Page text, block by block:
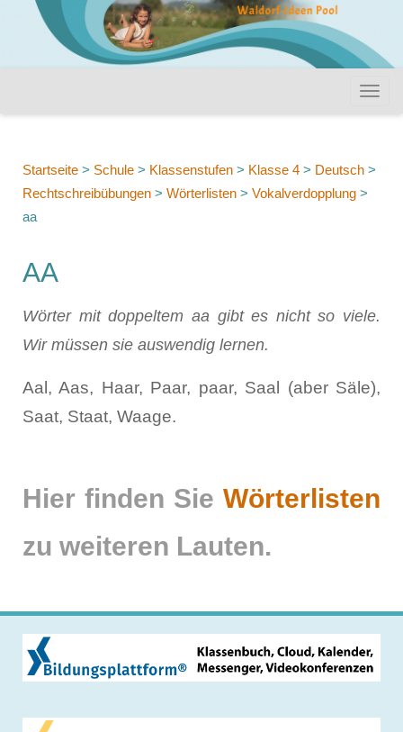
Startseite > Schule > Klassenstufen > Klasse 4 > Deutsch >
Rechtschreibübungen > Wörterlisten > Vokalverdopplung >
aa
AA
Wörter mit doppeltem aa gibt es nicht so viele.
Wir müssen sie auswendig lernen.
Aal, Aas, Haar, Paar, paar, Saal (aber Säle),
Saat, Staat, Waage.
Hier finden Sie Wörterlisten
zu weiteren Lauten.